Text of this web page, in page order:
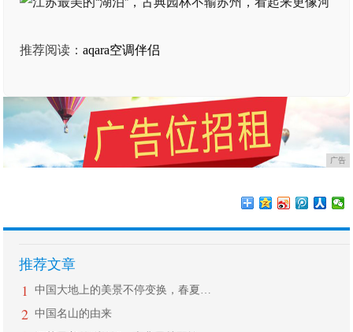
推荐阅读：aqara空调伴侣
广告
推荐文章
1 中国大地上的美景不停变换，春夏秋冬轮
2 中国名山的由来